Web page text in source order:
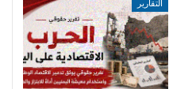
التقارير